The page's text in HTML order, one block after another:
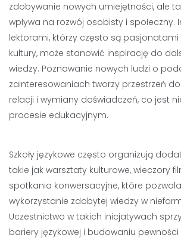
zdobywanie nowych umiejętności, ale
wpływa na rozwój osobisty i społeczny.
lektorami, którzy często są pasjonatami
kultury, może stanowić inspirację do
wiedzy. Poznawanie nowych ludzi o
zainteresowaniach tworzy przestrzeń
relacji i wymiany doświadczeń, co jest
procesie edukacyjnym.
Szkoły językowe często organizują
takie jak warsztaty kulturowe, wieczory
spotkania konwersacyjne, które
wykorzystanie zdobytej wiedzy w
Uczestnictwo w takich inicjatywach
bariery językowej i budowaniu pewności